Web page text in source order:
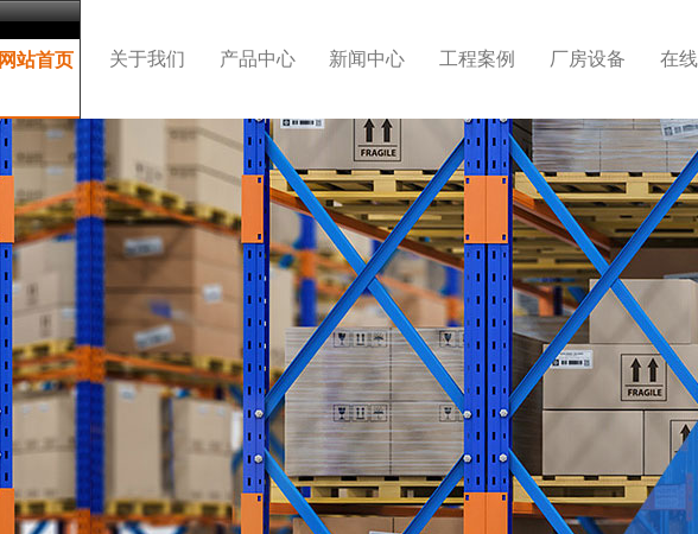
网站首页 关于我们 产品中心 新闻中心 工程案例 厂房设备 在